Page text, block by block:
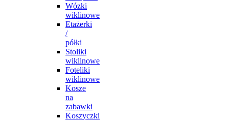
Wózki
wiklinowe
Etażerki
/
półki
Stoliki
wiklinowe
Foteliki
wiklinowe
Kosze
na
zabawki
Koszyczki